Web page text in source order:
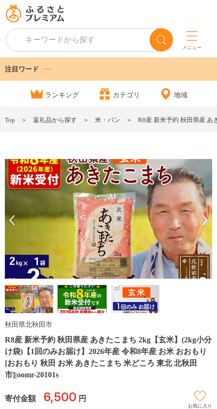
メニュー
注目ワード
ランキング カテゴリ 地域
Top 返礼品から探す 米・パン R8産 新米予約 秋田県産 あ
秋田県北秋田市
R8産 新米予約 秋田県産 あきたこまち 2kg【玄米】(2kg小分
け袋)【1回のみお届け】2026年産 令和8年産 お米 おおもり
[おおもり 秋田 お米 あきたこまち 米どころ 東北 北秋田
市]|oomr-20101s
寄付金額 6,500 円
お気に入り